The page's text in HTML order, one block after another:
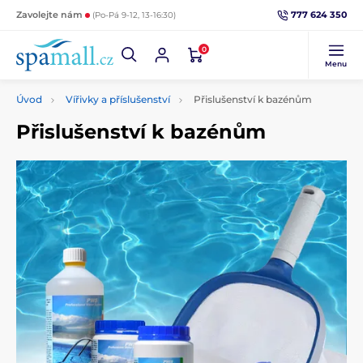
Zavolejte nám (Po-Pá 9-12, 13-16:30) 777 624 350
0
Menu
Úvod Vířivky a příslušenství Přislušenství k bazénům
Přislušenství k bazénům